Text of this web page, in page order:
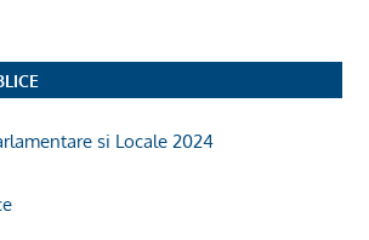
si Locale 2024